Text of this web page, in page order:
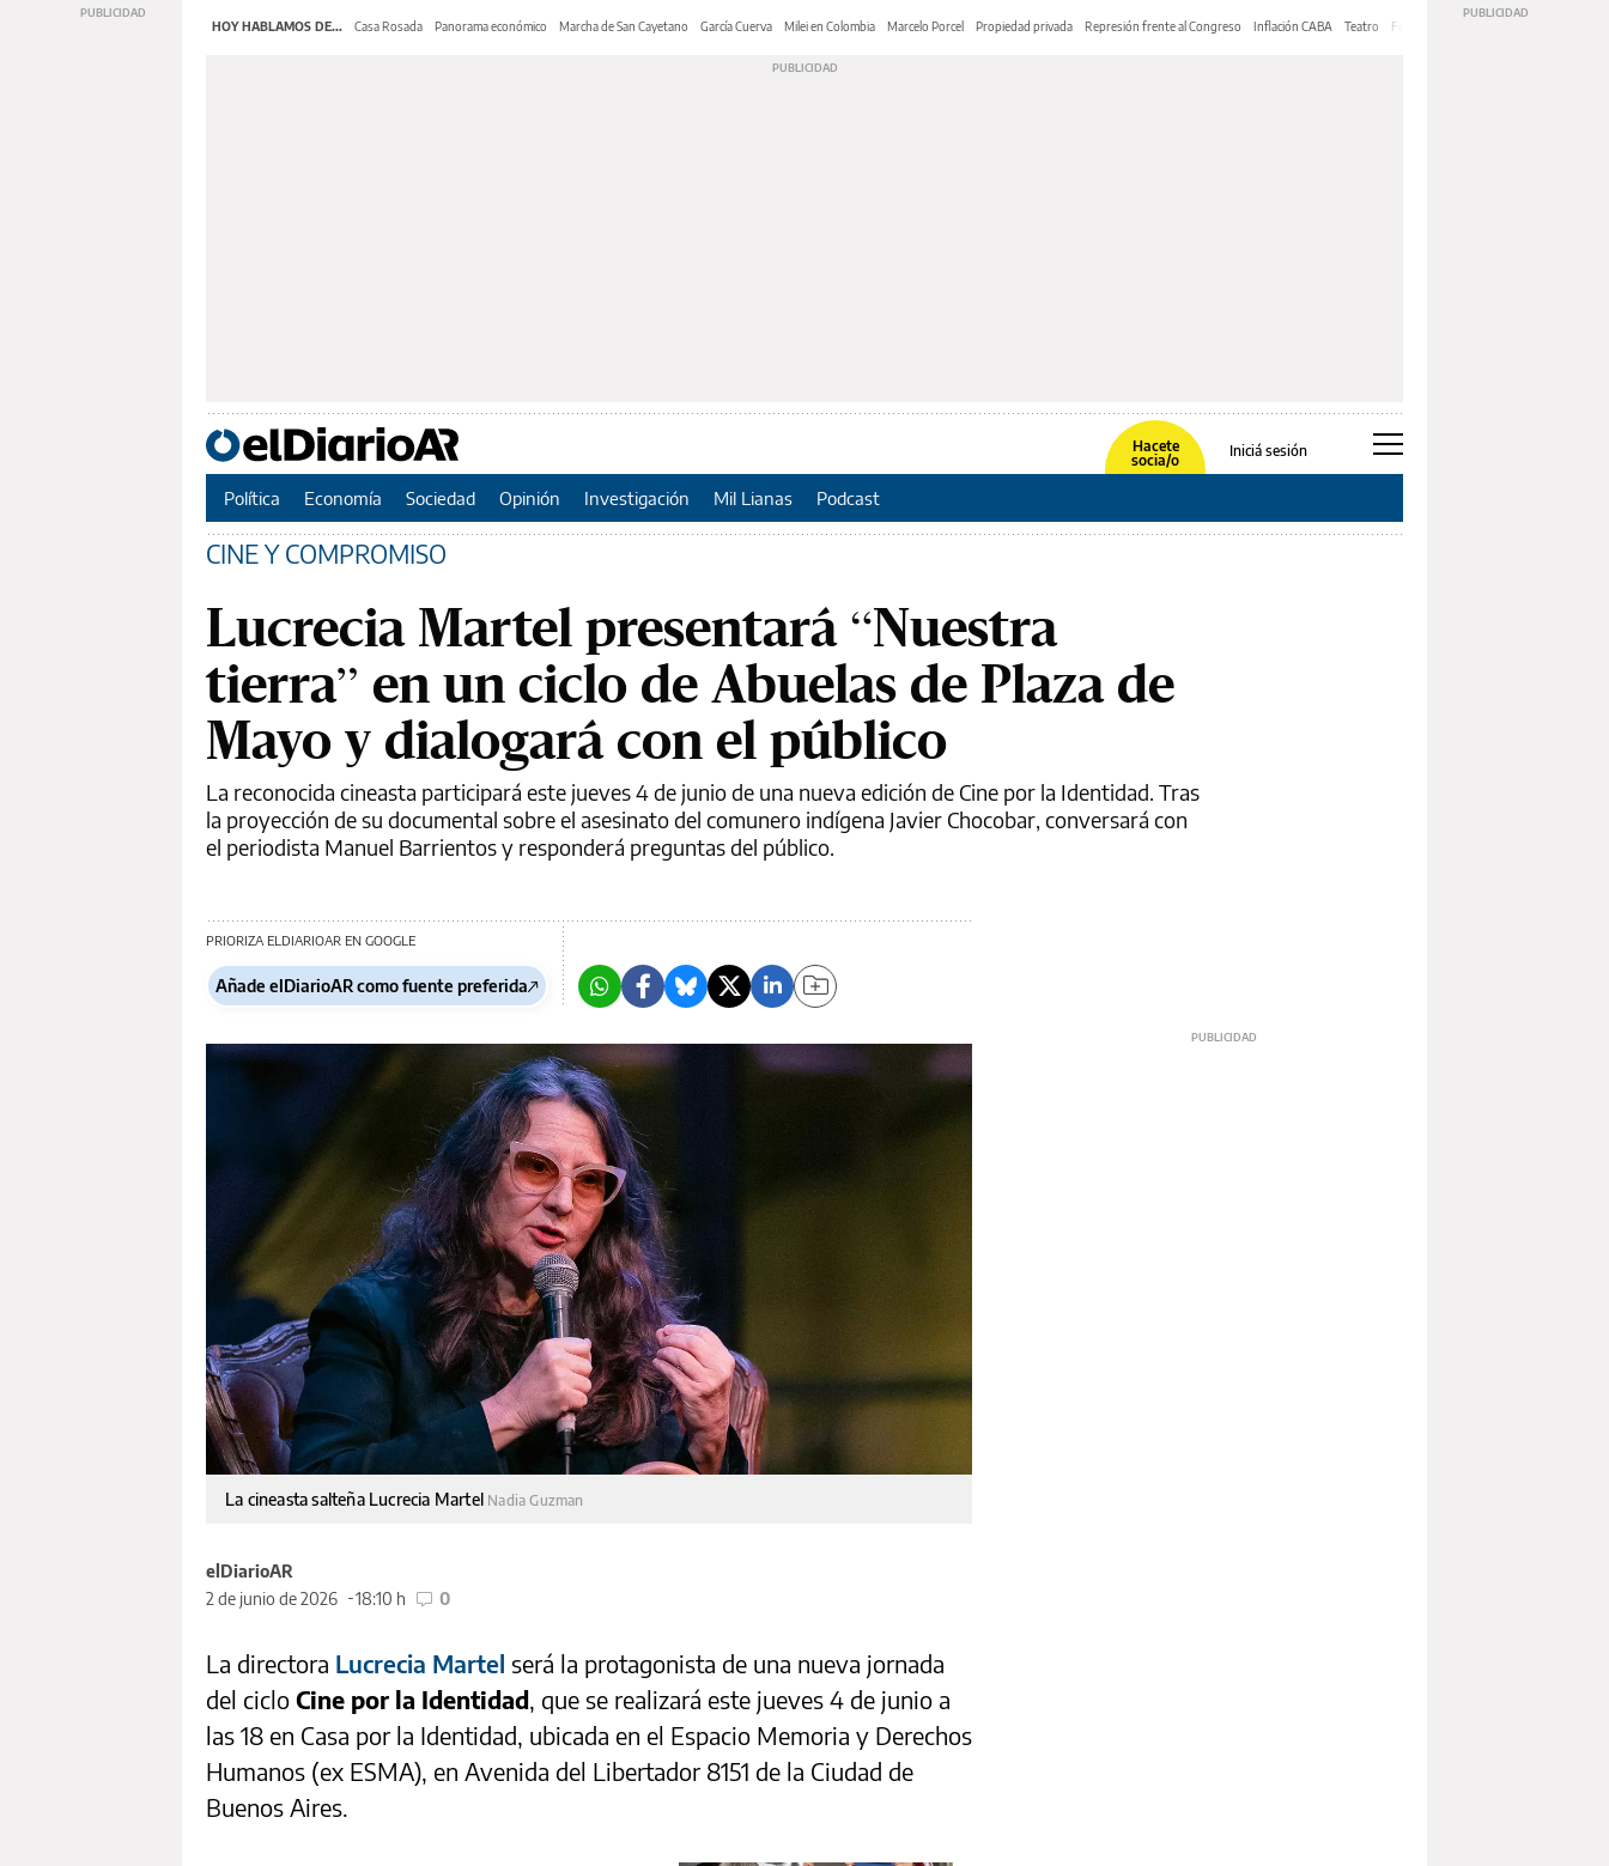
HOY HABLAMOS DE... Casa Rosada Panorama económico Marcha de San Cayetano García Cuerva Milei en Colombia Marcelo Porcel Propiedad privada Represión frente al Congreso Inflación CABA Teatro Feria de Editores
Hacete
socia/o
Iniciá sesión
Política Economía Sociedad Opinión Investigación Mil Lianas Podcast
CINE Y COMPROMISO
Lucrecia Martel presentará “Nuestra
tierra” en un ciclo de Abuelas de Plaza de
Mayo y dialogará con el público
La reconocida cineasta participará este jueves 4 de junio de una nueva edición de Cine por la Identidad. Tras
la proyección de su documental sobre el asesinato del comunero indígena Javier Chocobar, conversará con
el periodista Manuel Barrientos y responderá preguntas del público.
PRIORIZA ELDIARIOAR EN GOOGLE
Añade elDiarioAR como fuente preferida
La cineasta salteña Lucrecia Martel Nadia Guzman
elDiarioAR
2 de junio de 2026
18:10 h 0
La directora Lucrecia Martel será la protagonista de una nueva jornada
del ciclo Cine por la Identidad, que se realizará este jueves 4 de junio a
las 18 en Casa por la Identidad, ubicada en el Espacio Memoria y Derechos
Humanos (ex ESMA), en Avenida del Libertador 8151 de la Ciudad de
Buenos Aires.